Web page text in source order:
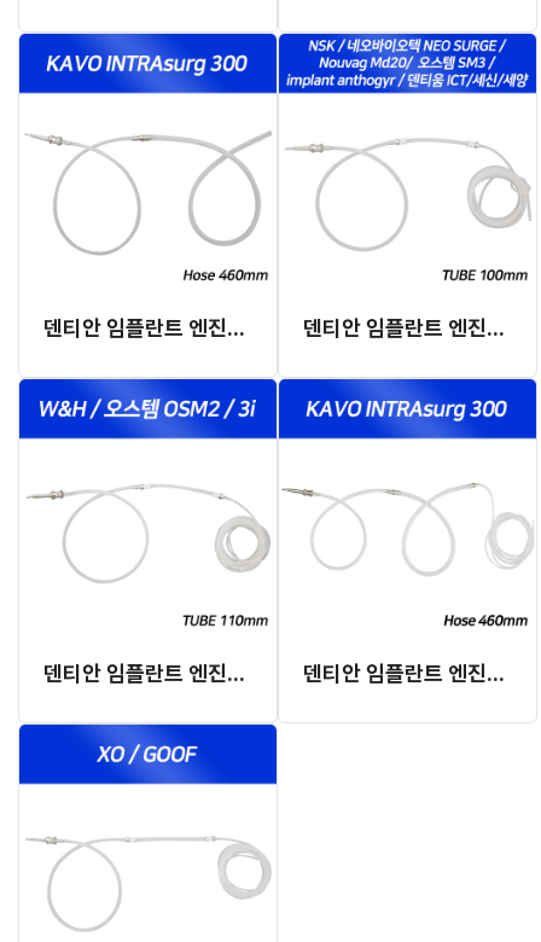
덴티안 임플란트 엔진용 일리게이션 튜브 C Type (오토클레이브 가능) 덴티안 임플란트 엔진용 일리게이션 튜브 A Type (오토클레이브 가능)
덴티안 임플란트 엔진용 일리게이션 튜브 B Type (오토클레이브 가능) 덴티안 임플란트 엔진용 일리게이션 튜브 C Type (오토클레이브 가능)(핸드피스용 외부 주수 실리콘 호스 포함)